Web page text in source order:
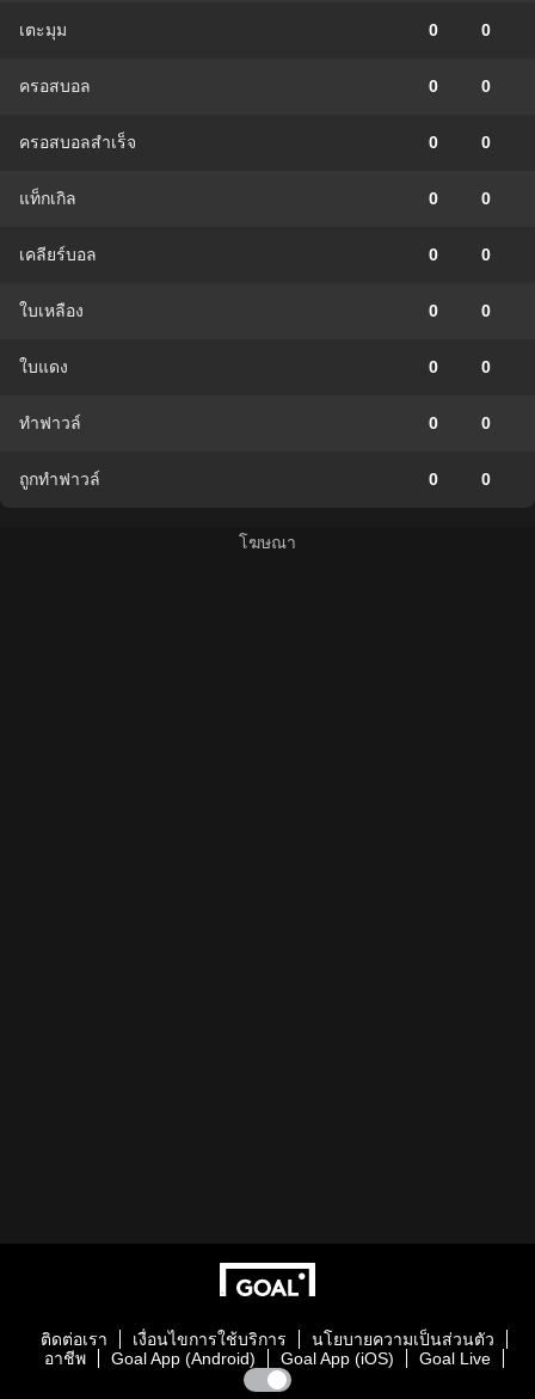
เตะมุม 0 0
ครอสบอล 0 0
ครอสบอลสำเร็จ 0 0
แท็กเกิล 0 0
เคลียร์บอล 0 0
ใบเหลือง 0 0
ใบแดง 0 0
ทำฟาวล์ 0 0
ถูกทำฟาวล์ 0 0
ติดต่อเรา เงื่อนไขการใช้บริการ
นโยบายความเป็นส่วนตัว
อาชีพ
Goal App (Android) Goal App (iOS) Goal Live